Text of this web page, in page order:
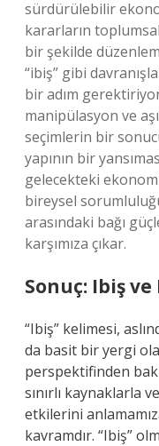
sürdürülebilir
kararların
bir şekilde
“ibiş” gibi
bir adım
manipülasyon ve
seçimlerin bir
yapının bir
gelecekteki
bireysel
arasındaki bağı
karşımıza çıkar.
Sonuç: Ibiş
“Ibiş” kelimesi,
da basit bir yergi
perspektifinden
sınırlı kaynaklarla
etkilerini
kavramdır. “Ibiş”